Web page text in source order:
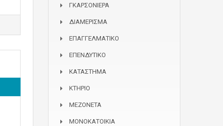
ΓΚΑΡΣΟΝΙΕΡΑ
ΔΙΑΜΕΡΙΣΜΑ
ΕΠΑΓΓΕΛΜΑΤΙΚΟ
ΕΠΕΝΔΥΤΙΚΟ
ΚΑΤΑΣΤΗΜΑ
ΚΤΗΡΙΟ
ΜΕΖΟΝΕΤΑ
ΜΟΝΟΚΑΤΟΙΚΙΑ